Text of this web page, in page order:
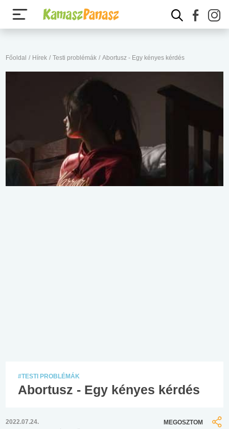
Főoldal / Hírek / Testi problémák / Abortusz - Egy kényes kérdés
#TESTI PROBLÉMÁK
Abortusz - Egy kényes kérdés
2022.07.24.
MEGOSZTOM